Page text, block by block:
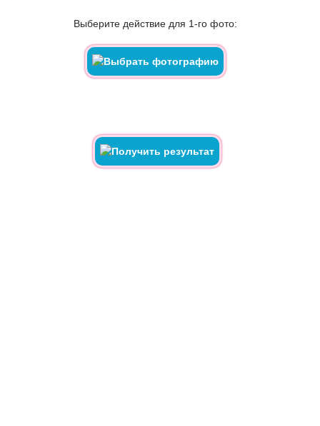
Выберите действие для 1-го фото: